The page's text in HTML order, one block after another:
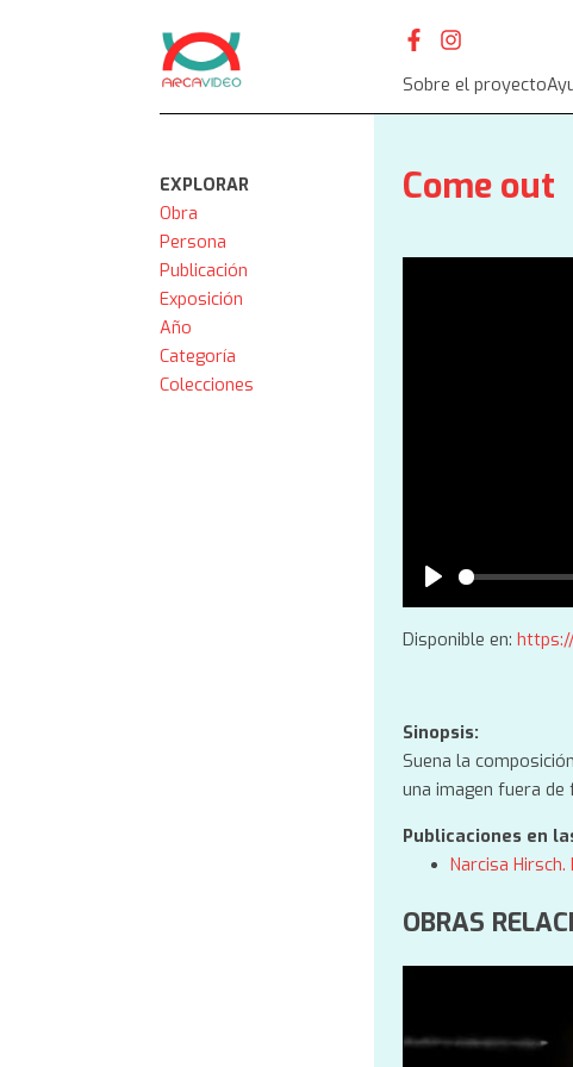
Sobre el proyecto
EXPLORAR
Obra
Persona
Publicación
Exposición
Año
Categoría
Colecciones
Come out
Play
Disponible en:
Sinopsis:
Suena la
una imagen fuera
Publicaciones en
Narcisa
OBRAS